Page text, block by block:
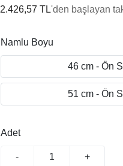
2.426,57 TL'den başlayan
Namlu Boyu
46 cm - Ön
51 cm - Ön
Adet
- +